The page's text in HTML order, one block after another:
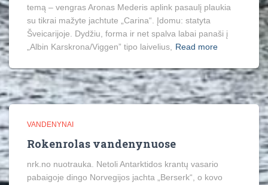
temą – vengras Aronas Mederis aplink pasaulį plaukia
su tikrai mažyte jachtute „Carina“. Įdomu: statyta
Šveicarijoje. Dydžiu, forma ir net spalva labai panaši į
„Albin Karskrona/Viggen” tipo laivelius,
Read more
VANDENYNAI
Rokenrolas vandenynuose
nrk.no nuotrauka. Netoli Antarktidos krantų vasario
pabaigoje dingo Norvegijos jachta „Berserk“, o kovo